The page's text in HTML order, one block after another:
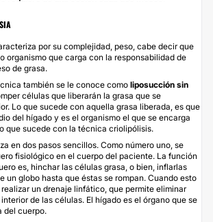
por su complejidad, peso, cabe decir que
organismo que carga con la responsabilidad de
de grasa.
también se le conoce como liposucción sin
células que liberarán la grasa que se
Lo que sucede con aquella grasa liberada, es que
del hígado y es el organismo el que se encarga
que sucede con la técnica criolipólisis.
en dos pasos sencillos. Como número uno, se
fisiológico en el cuerpo del paciente. La función
es, hinchar las células grasa, o bien, inflarlas
un globo hasta que éstas se rompan. Cuando esto
un drenaje linfático, que permite eliminar
de las células. El hígado es el órgano que se
del cuerpo.